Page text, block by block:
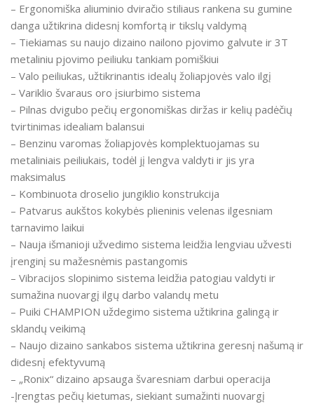
– Ergonomiška aliuminio dviračio stiliaus rankena su gumine
danga užtikrina didesnį komfortą ir tikslų valdymą
– Tiekiamas su naujo dizaino nailono pjovimo galvute ir 3T
metaliniu pjovimo peiliuku tankiam pomiškiui
– Valo peiliukas, užtikrinantis idealų žoliapjovės valo ilgį
– Variklio švaraus oro įsiurbimo sistema
– Pilnas dvigubo pečių ergonomiškas diržas ir kelių padėčių
tvirtinimas idealiam balansui
– Benzinu varomas žoliapjovės komplektuojamas su
metaliniais peiliukais, todėl jį lengva valdyti ir jis yra
maksimalus
– Kombinuota droselio jungiklio konstrukcija
– Patvarus aukštos kokybės plieninis velenas ilgesniam
tarnavimo laikui
– Nauja išmanioji užvedimo sistema leidžia lengviau užvesti
įrenginį su mažesnėmis pastangomis
– Vibracijos slopinimo sistema leidžia patogiau valdyti ir
sumažina nuovargį ilgų darbo valandų metu
– Puiki CHAMPION uždegimo sistema užtikrina galingą ir
sklandų veikimą
– Naujo dizaino sankabos sistema užtikrina geresnį našumą ir
didesnį efektyvumą
– „Ronix“ dizaino apsauga švaresniam darbui operacija
-Įrengtas pečių kietumas, siekiant sumažinti nuovargį